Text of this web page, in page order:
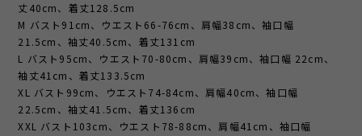
丈40cm、着丈128.5cm
M バスト91cm、ウエスト66-76cm、肩幅38cm、袖口幅
21.5cm、袖丈40.5cm、着丈131cm
L バスト95cm、ウエスト70-80cm、肩幅39cm、袖口幅 22cm、
袖丈41cm、着丈133.5cm
XL バスト99cm、ウエスト74-84cm、肩幅40cm、袖口幅
22.5cm、袖丈41.5cm、着丈136cm
XXL バスト103cm、ウエスト78-88cm、肩幅41cm、袖口幅